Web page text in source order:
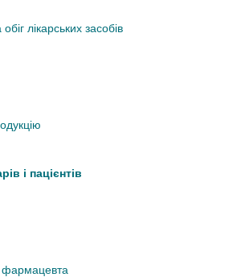
лікарських засобів
і пацієнтів
фармацевта